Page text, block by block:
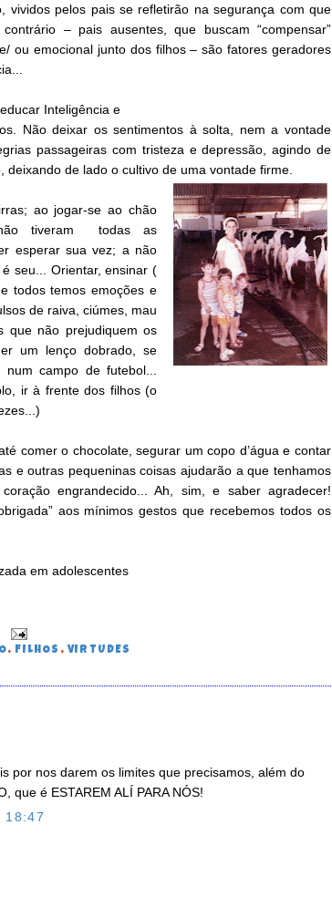
vividos pelos pais se refletirão na segurança com que
– pais ausentes, que buscam “compensar”
ou emocional junto dos filhos – são fatores geradores
Inteligência e
Não deixar os sentimentos à solta, nem a vontade
passageiras com tristeza e depressão, agindo de
de lado o cultivo de uma vontade firme.
ao jogar-se ao chão
tiveram todas as
esperar sua vez; a não
seu... Orientar, ensinar (
todos temos emoções e
de raiva, ciúmes, mau
que não prejudiquem os
um lenço dobrado, se
campo de futebol...
ir à frente dos filhos (o
comer o chocolate, segurar um copo d’água e contar
e outras pequeninas coisas ajudarão a que tenhamos
engrandecido... Ah, sim, e saber agradecer!
aos mínimos gestos que recebemos todos os
em adolescentes
, FILHOS ,VIRTUDES
por nos darem os limites que precisamos, além do
que é ESTAREM ALÍ PARA NÓS!
18:47